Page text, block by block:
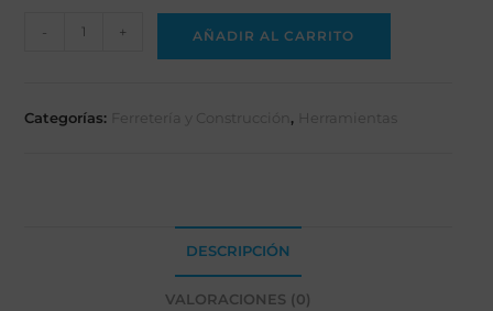
- + AÑADIR AL CARRITO
Categorías: Ferretería y Construcción , Herramientas
DESCRIPCIÓN
VALORACIONES (0)